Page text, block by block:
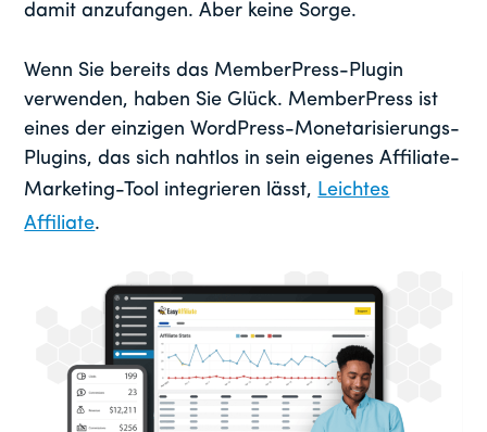
damit anzufangen. Aber keine Sorge.
Wenn Sie bereits das MemberPress-Plugin
verwenden, haben Sie Glück. MemberPress ist
eines der einzigen WordPress-Monetarisierungs-
Plugins, das sich nahtlos in sein eigenes Affiliate-
Marketing-Tool integrieren lässt, Leichtes
Affiliate.